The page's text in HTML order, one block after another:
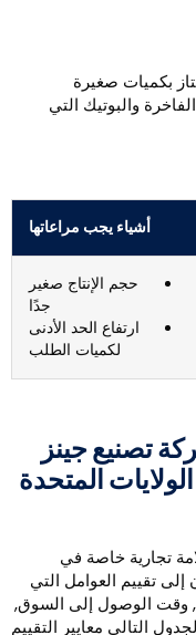
صغيرة
والبوتيك التي
أشياء يجب مراعاتها
حجم الإنتاج صغير
جدًا
ارتفاع الحد الأدنى
لكميات الطلب
تصنيع جينز
المتحدة
تجارية خاصة في
تقييم العوامل التي
الوصول إلى السوق,
التالي معايير التقييم